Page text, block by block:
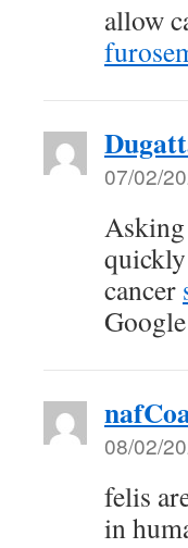
allow
07/02/
Asking
cancer
08/02/
felis
in